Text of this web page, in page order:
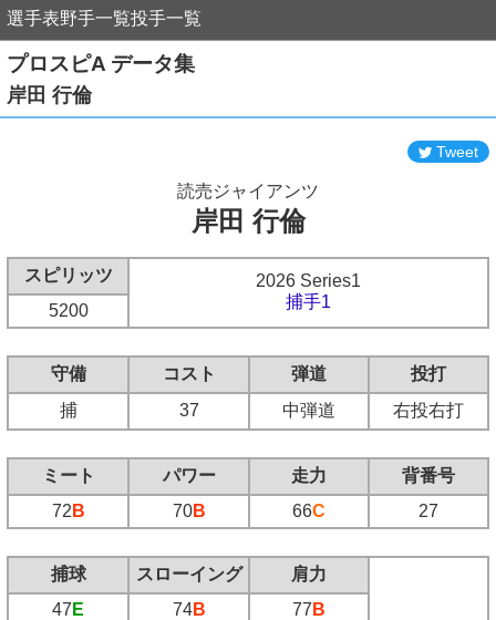
選手表野手一覧投手一覧
プロスピA データ集
岸田 行倫
Tweet
読売ジャイアンツ
岸田 行倫
スピリッツ
2026 Series1
捕手1
5200
守備 コスト 弾道
投打
捕
37 中弾道 右投右打
ミート パワー 走力
背番号
72 B 70B 66C 27
捕球 スローイング
肩力
47 E 74B 77 B